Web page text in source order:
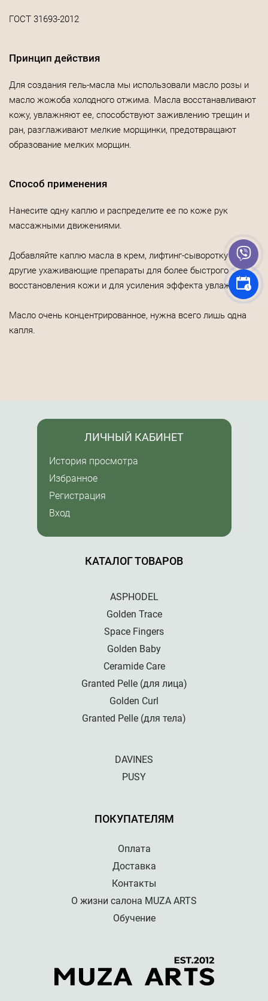
ГОСТ 31693-2012
Принцип действия
Для создания гель-масла мы использовали масло розы и
масло жожоба холодного отжима. Масла восстанавливают
кожу, увлажняют ее, способствуют заживлению трещин и
ран, разглаживают мелкие морщинки, предотвращают
образование мелких морщин.
Способ применения
Нанесите одну каплю и распределите ее по коже рук
массажными движениями.
Добавляйте каплю масла в крем, лифтинг-сыворотку и
другие ухаживающие препараты для более быстрого
восстановления кожи и для усиления эффекта увлажнения.
Масло очень концентрированное, нужна всего лишь одна
капля.
КАТАЛОГ ТОВАРОВ
ASPHODEL
Golden Trace
Space Fingers
Golden Baby
Ceramide Care
Granted Pelle (для лица)
Golden Curl
Granted Pelle (для тела)
DAVINES
PUSY
ПОКУПАТЕЛЯМ
Оплата
Доставка
Контакты
О жизни салона MUZA ARTS
Обучение
ЛИЧНЫЙ КАБИНЕТ
История просмотра
Избранное
Регистрация
Вход